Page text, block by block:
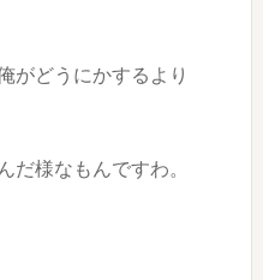
がどうにかするより
だ様なもんですわ。